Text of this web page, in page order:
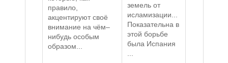
правило,
акцентируют своё
внимание на чём–
нибудь особым
образом...
земель от
исламизации...
Показательна в
этой борьбе
была Испания
...